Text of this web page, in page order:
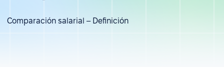
Comparación salarial – Definición